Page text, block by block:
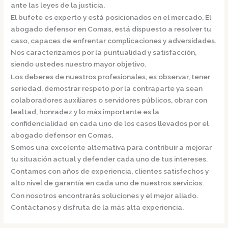
ante las leyes de la justicia.
El bufete es experto y está posicionados en el mercado, El
abogado defensor en Comas, está dispuesto a resolver tu
caso, capaces de enfrentar complicaciones y adversidades.
Nos caracterizamos por la puntualidad y satisfacción,
siendo ustedes nuestro mayor objetivo.
Los deberes de nuestros profesionales, es observar, tener
seriedad, demostrar respeto por la contraparte ya sean
colaboradores auxiliares o servidores públicos, obrar con
lealtad, honradez y lo más importante es la
confidencialidad en cada uno de los casos llevados por el
abogado defensor en Comas.
Somos una excelente alternativa para contribuir a mejorar
tu situación actual y defender cada uno de tus intereses.
Contamos con años de experiencia, clientes satisfechos y
alto nivel de garantía en cada uno de nuestros servicios.
Con nosotros encontrarás soluciones y el mejor aliado.
Contáctanos y disfruta de la más alta experiencia.